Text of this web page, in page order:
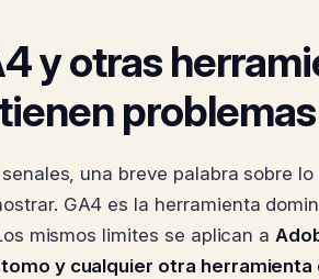
y otras
una breve palabra sobre
GA4 es la herramienta
mismos limites se aplican a
y cualquier otra